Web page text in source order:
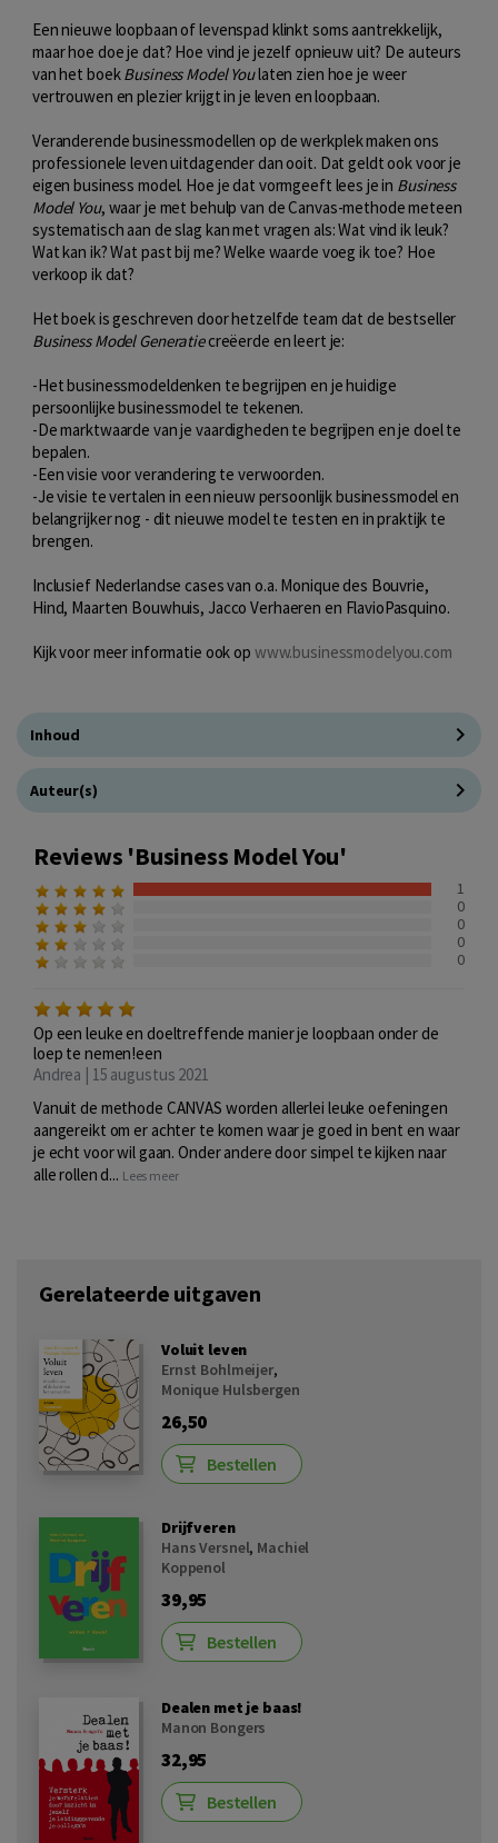
Een nieuwe loopbaan of levenspad klinkt soms aantrekkelijk,
maar hoe doe je dat? Hoe vind je jezelf opnieuw uit? De auteurs
van het boekBusiness Model Youlaten zien hoe je weer
vertrouwen en plezier krijgt in je leven en loopbaan.
Veranderende businessmodellen op de werkplek maken ons
professionele leven uitdagender dan ooit. Dat geldt ook voor je
eigen business model. Hoe je dat vormgeeft lees je in Business
Model You, waar je met behulp van de Canvas-methode meteen
systematisch aan de slag kan met vragen als: Wat vind ik leuk?
Wat kan ik? Wat past bij me? Welke waarde voeg ik toe? Hoe
verkoop ik dat?
Het boek is geschreven door hetzelfde team dat de bestseller
Business Model Generatiecreëerde en leert je:
-Het businessmodeldenken te begrijpen en je huidige
persoonlijke businessmodel te tekenen.
-De marktwaarde van je vaardigheden te begrijpen en je doel te
bepalen.
-Een visie voor verandering te verwoorden.
-Je visie te vertalen in een nieuw persoonlijk businessmodel en
belangrijker nog - dit nieuwe model te testen en in praktijk te
brengen.
Inclusief Nederlandse cases van o.a. Monique des Bouvrie,
Hind, Maarten Bouwhuis, Jacco Verhaeren en FlavioPasquino.
Kijk voor meer informatie ook op www.businessmodelyou.com
Inhoud
Auteur(s)
Reviews 'Business Model You'
1
0
0
0
0
Op een leuke en doeltreffende manier je loopbaan onder de
loep te nemen!een
Andrea | 15 augustus 2021
Vanuit de methode CANVAS worden allerlei leuke oefeningen
aangereikt om er achter te komen waar je goed in bent en waar
je echt voor wil gaan. Onder andere door simpel te kijken naar
alle rollen d... Lees meer
Gerelateerde uitgaven
Voluit leven
Ernst Bohlmeijer,
Monique Hulsbergen
26,50
Bestellen
Drijfveren
Hans Versnel, Machiel
Koppenol
39,95
Bestellen
Dealen met je baas!
Manon Bongers
32,95
Bestellen